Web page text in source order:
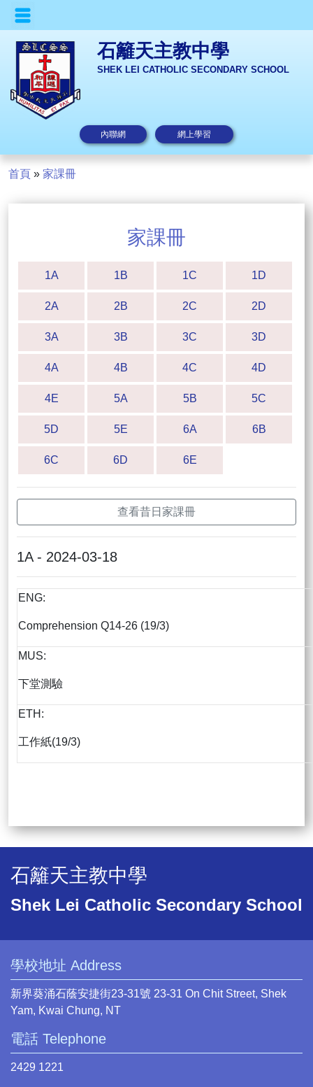
石籬天主教中學
SHEK LEI CATHOLIC SECONDARY SCHOOL
內聯網 網上學習
首頁 » 家課冊
家課冊
1A 1B 1C 1D
2A 2B 2C 2D
3A 3B 3C 3D
4A 4B 4C 4D
4E 5A 5B 5C
5D 5E 6A 6B
6C 6D 6E
查看昔日家課冊
1A - 2024-03-18
ENG:
Comprehension Q14-26 (19/3)
MUS:
下堂測驗
ETH:
工作紙(19/3)
石籬天主教中學
Shek Lei Catholic Secondary School
學校地址 Address
新界葵涌石蔭安捷街23-31號 23-31 On Chit Street, Shek
Yam, Kwai Chung, NT
電話 Telephone
2429 1221